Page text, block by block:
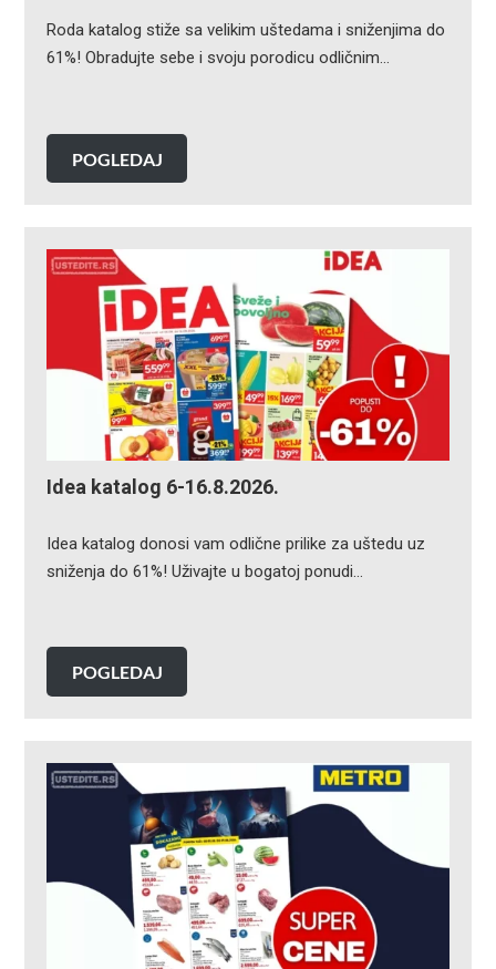
Roda katalog stiže sa velikim uštedama i sniženjima do
61%! Obradujte sebe i svoju porodicu odličnim…
POGLEDAJ
Idea katalog 6-16.8.2026.
Idea katalog donosi vam odlične prilike za uštedu uz
sniženja do 61%! Uživajte u bogatoj ponudi…
POGLEDAJ